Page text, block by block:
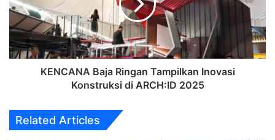
Inovasi
Konstruksi
di
ARCH:ID
2025
KENCANA Baja Ringan Tampilkan Inovasi
Konstruksi di ARCH:ID 2025
Related Articles